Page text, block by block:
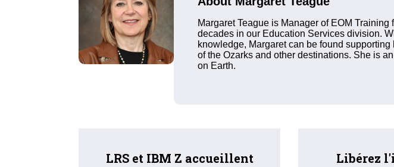
Margaret Teague is Manager of EOM
decades in our Education Services division.
knowledge, Margaret can be found
of the Ozarks and other destinations. She is
on Earth.
LRS et IBM Z accueillent
Libérez